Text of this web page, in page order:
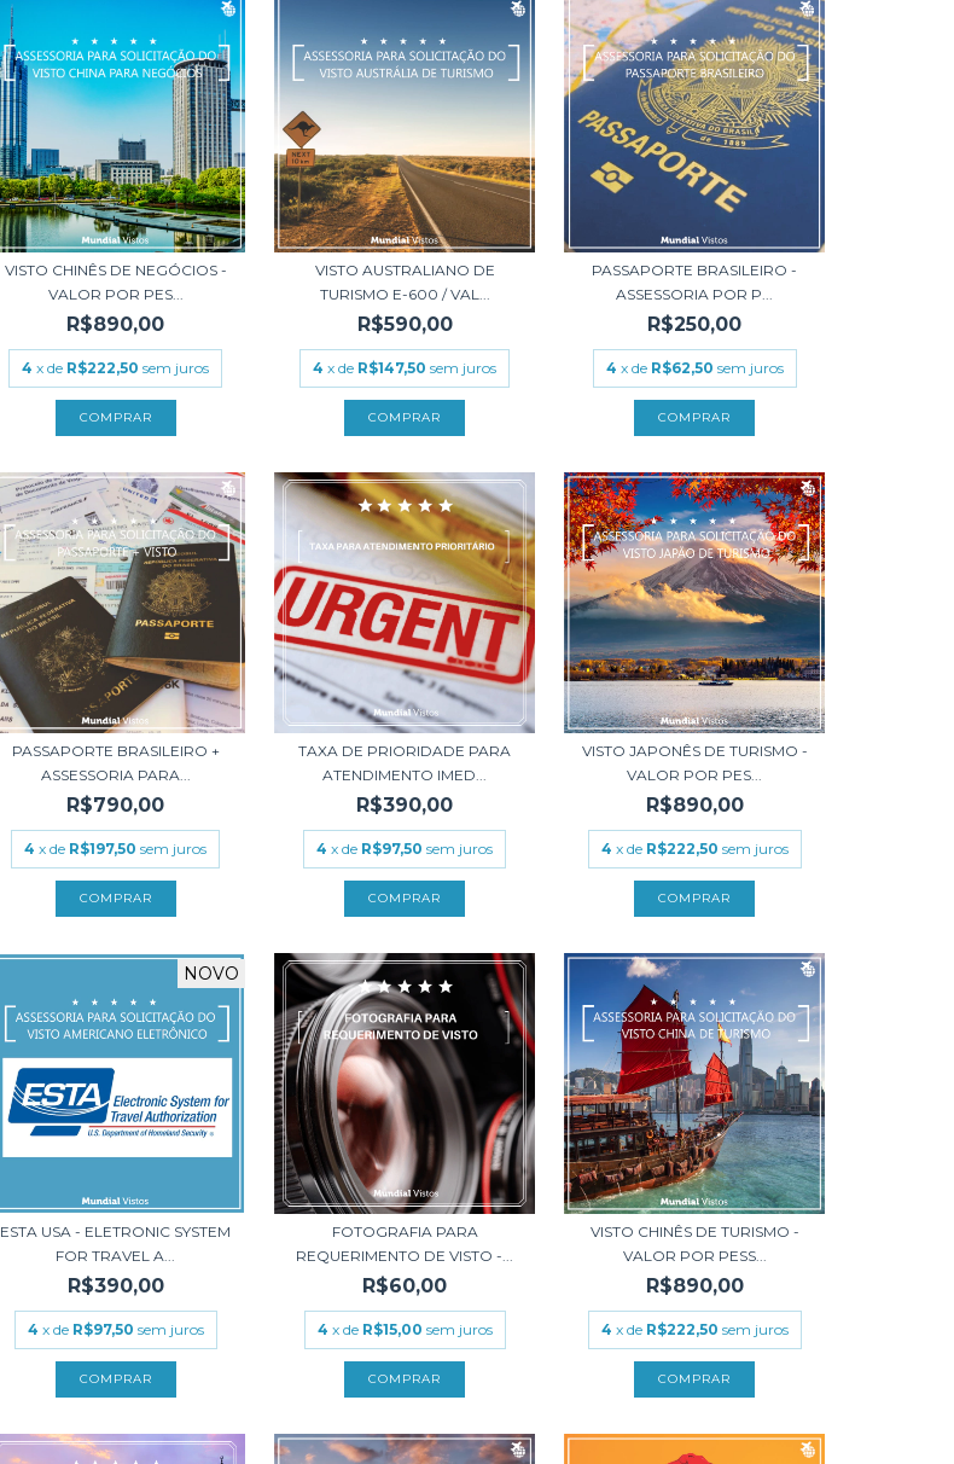
VISTO CHINÊS DE NEGÓCIOS -
VALOR POR PES...
R$890,00
4 x de R$222,50 sem juros
VISTO AUSTRALIANO DE
TURISMO E-600 / VAL...
R$590,00
4 x de R$147,50 sem juros
PASSAPORTE BRASILEIRO -
ASSESSORIA POR P...
R$250,00
4 x de R$62,50 sem juros
PASSAPORTE BRASILEIRO +
ASSESSORIA PARA...
R$790,00
4 x de R$197,50 sem juros
TAXA DE PRIORIDADE PARA
ATENDIMENTO IMED...
R$390,00
4 x de R$97,50 sem juros
VISTO JAPONÊS DE TURISMO -
VALOR POR PES...
R$890,00
4 x de R$222,50 sem juros
NOVO
ESTA USA - ELETRONIC SYSTEM
FOR TRAVEL A...
R$390,00
4 x de R$97,50 sem juros
FOTOGRAFIA PARA
REQUERIMENTO DE VISTO -...
R$60,00
4 x de R$15,00 sem juros
VISTO CHINÊS DE TURISMO -
VALOR POR PESS...
R$890,00
4 x de R$222,50 sem juros